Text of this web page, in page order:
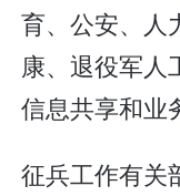
育、公安、人
康、退役军人
信息共享和业
征兵工作有关